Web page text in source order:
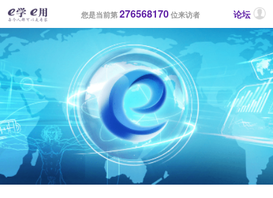
您是当前第276568170位来访者 论坛